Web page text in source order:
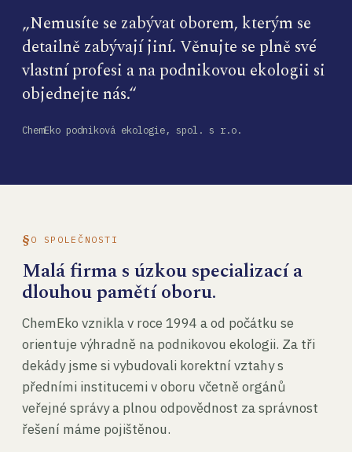
„Nemusíte se zabývat oborem, kterým se
detailně zabývají jiní. Věnujte se plně své
vlastní profesi a na podnikovou ekologii si
objednejte nás.“
ChemEko podniková ekologie, spol. s r.o.
O SPOLEČNOSTI
Malá firma s úzkou specializací a
dlouhou pamětí oboru.
ChemEko vznikla v roce 1994 a od počátku se
orientuje výhradně na podnikovou ekologii. Za tři
dekády jsme si vybudovali korektní vztahy s
předními institucemi v oboru včetně orgánů
veřejné správy a plnou odpovědnost za správnost
řešení máme pojištěnou.